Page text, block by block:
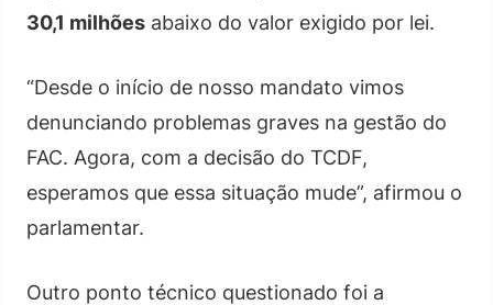
30,1 milhões abaixo do valor exigido por lei.
“Desde o início de nosso mandato vimos
denunciando problemas graves na gestão do
FAC. Agora, com a decisão do TCDF,
esperamos que essa situação mude”, afirmou o
parlamentar.
Outro ponto técnico questionado foi a